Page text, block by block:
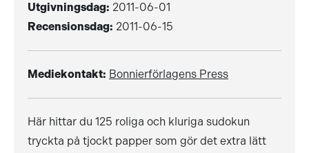
Utgivningsdag: 2011-06-01
Recensionsdag: 2011-06-15
Mediekontakt: Bonnierförlagens Press
Här hittar du 125 roliga och kluriga sudokun
tryckta på tjockt papper som gör det extra lätt